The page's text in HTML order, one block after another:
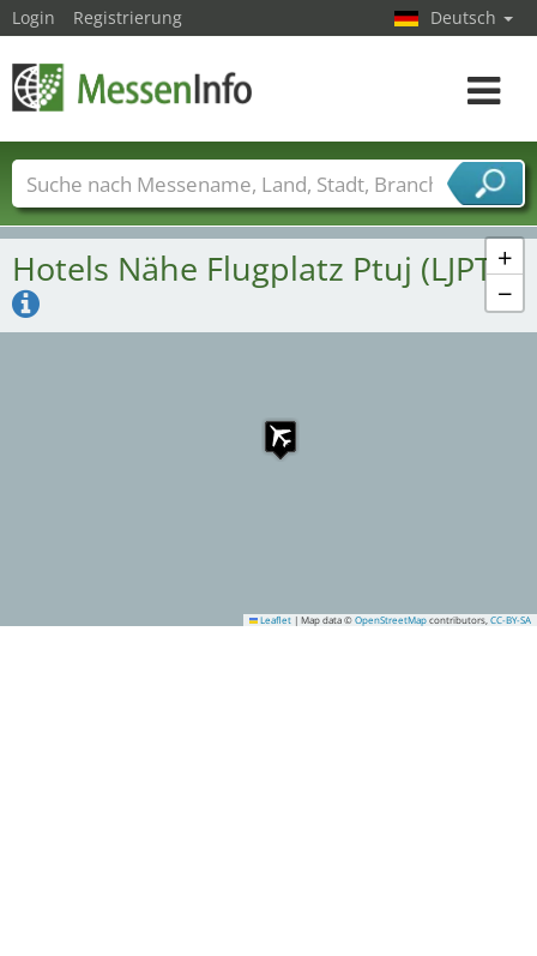
+
−
Leaflet | Map data © OpenStreetMap contributors, CC-BY-SA
Hotels Nähe Flugplatz Ptuj (LJPT)
Login Registrierung Deutsch
Toggle
Messenamen Länder Städte
Branchen
Dienstleisterbranchen